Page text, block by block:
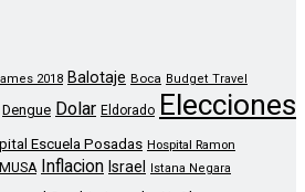
2018 Balotaje Boca Budget Travel
Dengue Dolar Eldorado Elecciones
Escuela Posadas Hospital Ramon
IMUSA Inflacion Israel Istana Negara